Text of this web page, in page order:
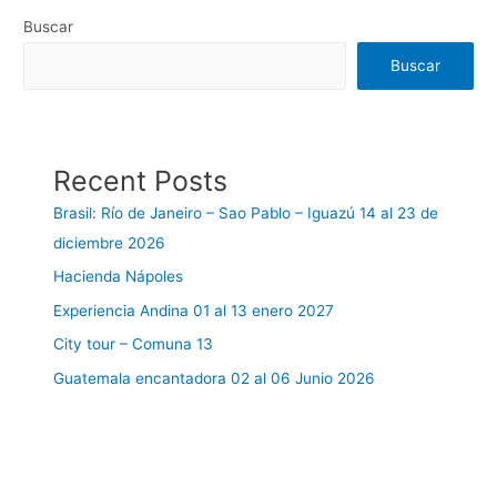
Buscar
Buscar
Recent Posts
Brasil: Río de Janeiro – Sao Pablo – Iguazú 14 al 23 de
diciembre 2026
Hacienda Nápoles
Experiencia Andina 01 al 13 enero 2027
City tour – Comuna 13
Guatemala encantadora 02 al 06 Junio 2026